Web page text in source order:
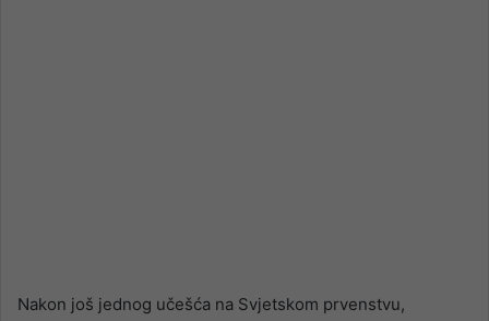
Nakon još jednog učešća na Svjetskom prvenstvu,